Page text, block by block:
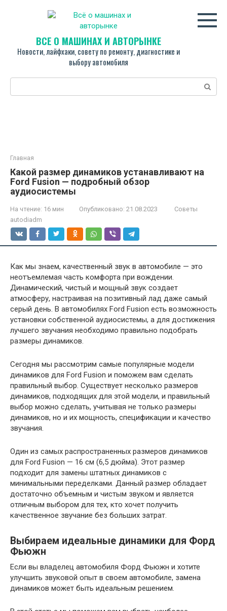
ВСЁ О МАШИНАХ И АВТОРЫНКЕ
Новости, лайфхаки, совету по ремонту, диагностике и
выбору автомобиля
Поиск:
Главная
Какой размер динамиков устанавливают на
Ford Fusion — подробный обзор
аудиосистемы
На чтение: 16 мин Опубликовано: 21.08.2023
Советы
autodiadm
Как мы знаем, качественный звук в автомобиле — это
неотъемлемая часть комфорта при вождении.
Динамический, чистый и мощный звук создает
атмосферу, настраивая на позитивный лад даже самый
серый день. В автомобилях Ford Fusion есть возможность
установки собственной аудиосистемы, а для достижения
лучшего звучания необходимо правильно подобрать
размеры динамиков.
Сегодня мы рассмотрим самые популярные модели
динамиков для Ford Fusion и поможем вам сделать
правильный выбор. Существует несколько размеров
динамиков, подходящих для этой модели, и правильный
выбор можно сделать, учитывая не только размеры
динамиков, но и их мощность, спецификации и качество
звучания.
Один из самых распространенных размеров динамиков
для Ford Fusion — 16 см (6,5 дюйма). Этот размер
подходит для замены штатных динамиков с
минимальными переделками. Данный размер обладает
достаточно объемным и чистым звуком и является
отличным выбором для тех, кто хочет получить
качественное звучание без больших затрат.
Выбираем идеальные динамики для Форд
Фьюжн
Если вы владелец автомобиля Форд Фьюжн и хотите
улучшить звуковой опыт в своем автомобиле, замена
динамиков может быть идеальным решением.